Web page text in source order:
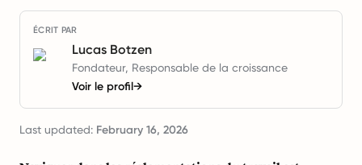
ÉCRIT PAR
Lucas Botzen
Fondateur, Responsable de la croissance
Voir le profil→
Last updated: February 16, 2026